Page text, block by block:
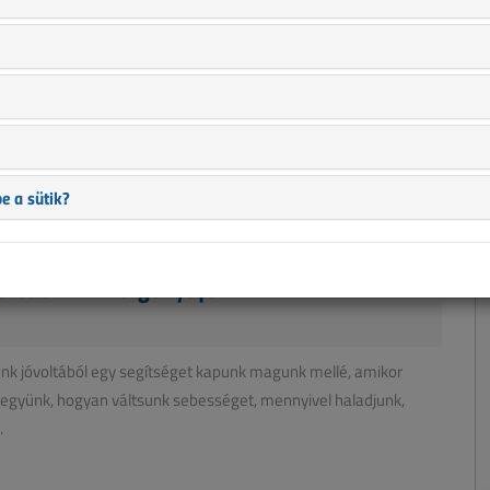
akkor a Facebook messze lekörözi minden
el a Facebook-tagság a kritikus tömeget: az internetezők
...
I. – Horgonyt fel!
jóvoltából egy segítséget kapunk magunk mellé, amikor
hogyan váltsunk sebességet, mennyivel haladjunk,
a sütik?